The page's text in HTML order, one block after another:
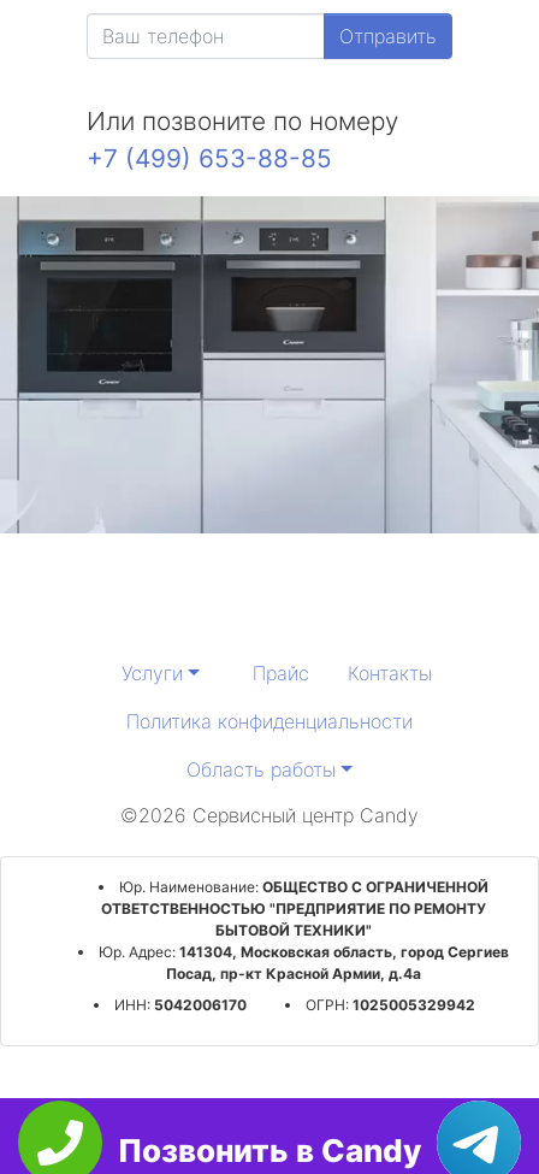
Отправить
Или позвоните по номеру
+7 (499) 653-88-85
Услуги Прайс
Контакты
Политика конфиденциальности
Область работы
©2026 Сервисный центр Candy
Юр. Наименование: ОБЩЕСТВО С ОГРАНИЧЕННОЙ
ОТВЕТСТВЕННОСТЬЮ "ПРЕДПРИЯТИЕ ПО РЕМОНТУ
БЫТОВОЙ ТЕХНИКИ"
Юр. Адрес: 141304, Московская область, город Сергиев
Посад, пр-кт Красной Армии, д.4а
ИНН:5042006170 ОГРН:1025005329942
Позвонить в Candy